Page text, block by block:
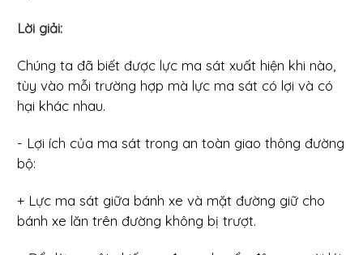
Lời giải:
Chúng ta đã biết được lực ma sát xuất hiện khi nào,
tùy vào mỗi trường hợp mà lực ma sát có lợi và có
hại khác nhau.
- Lợi ích của ma sát trong an toàn giao thông đường
bộ:
+ Lực ma sát giữa bánh xe và mặt đường giữ cho
bánh xe lăn trên đường không bị trượt.